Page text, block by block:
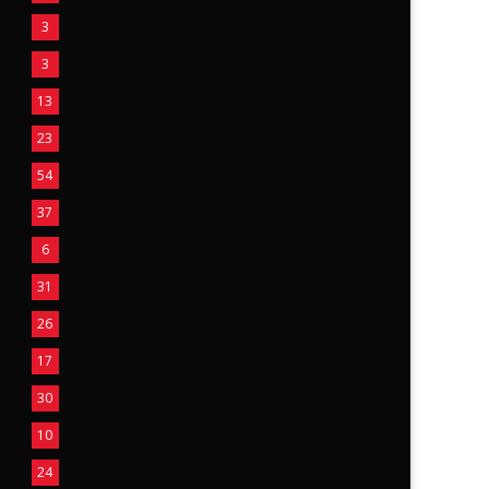
3
3
13
23
54
37
6
31
26
17
30
10
24